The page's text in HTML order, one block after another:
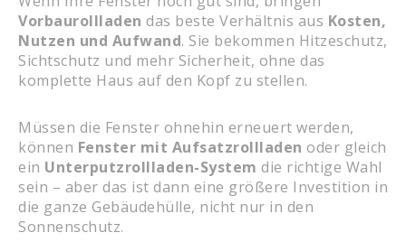
Vorbaurollladen das beste Verhältnis aus Kosten,
Nutzen und Aufwand. Sie bekommen Hitzeschutz,
Sichtschutz und mehr Sicherheit, ohne das
komplette Haus auf den Kopf zu stellen.
Müssen die Fenster ohnehin erneuert werden,
können Fenster mit Aufsatzrollladen oder gleich
ein Unterputzrollladen-System die richtige Wahl
sein – aber das ist dann eine größere Investition in
die ganze Gebäudehülle, nicht nur in den
Sonnenschutz.